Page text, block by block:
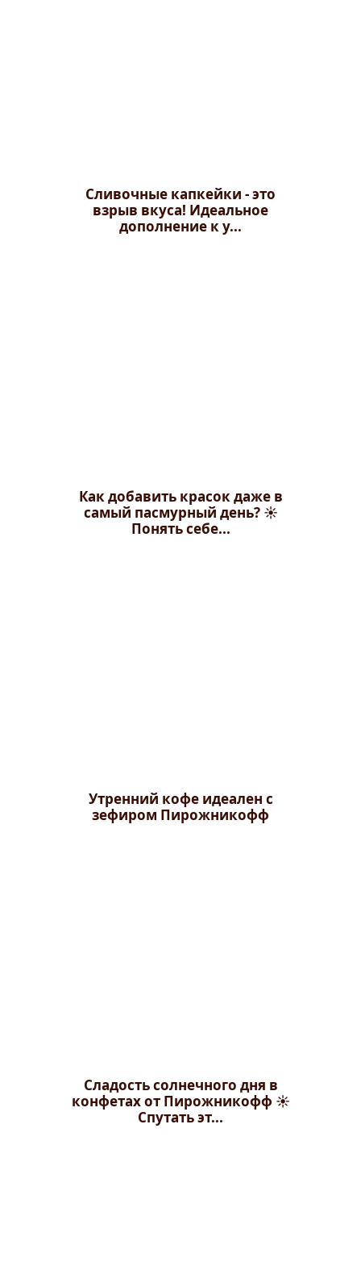
Сливочные капкейки - это
взрыв вкуса! Идеальное
дополнение к у...
Как добавить красок даже в
самый пасмурный день? ☀️
Понять себе...
Утренний кофе идеален с
зефиром Пирожникофф
Сладость солнечного дня в
конфетах от Пирожникофф ☀️
Спутать эт...